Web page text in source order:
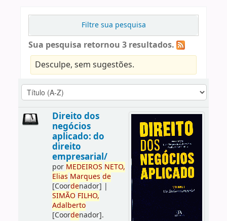
Filtre sua pesquisa
Sua pesquisa retornou 3 resultados.
Desculpe, sem sugestões.
Direito dos
negócios
aplicado: do
direito
empresarial/
por MEDEIROS NETO,
Elias Marques de
[Coordenador] |
SIMÃO FILHO,
Adalberto
[Coordenador].